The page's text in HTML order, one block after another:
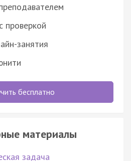
проверкой
занятия
бесплатно
материалы
задача